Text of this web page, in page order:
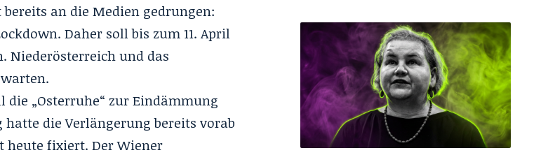
an die Medien gedrungen:
Daher soll bis zum 11. April
Niederösterreich und das
„Osterruhe“ zur Eindämmung
hatte die Verlängerung bereits vorab
heute fixiert. Der Wiener